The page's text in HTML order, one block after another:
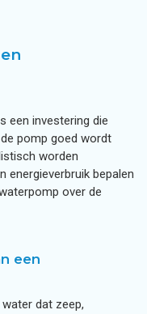
een investering die
pomp goed wordt
worden
energieverbruik bepalen
over de
een
dat zeep,